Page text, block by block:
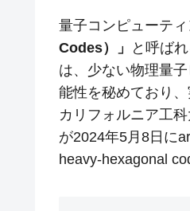
量子コンピューテ
Codes）」
と呼ば
は、少ない物理量
能性を秘めており
カリフォルニア工
が2024年5月8日に
heavy-hexagonal